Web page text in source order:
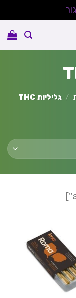
/ גליליות THC